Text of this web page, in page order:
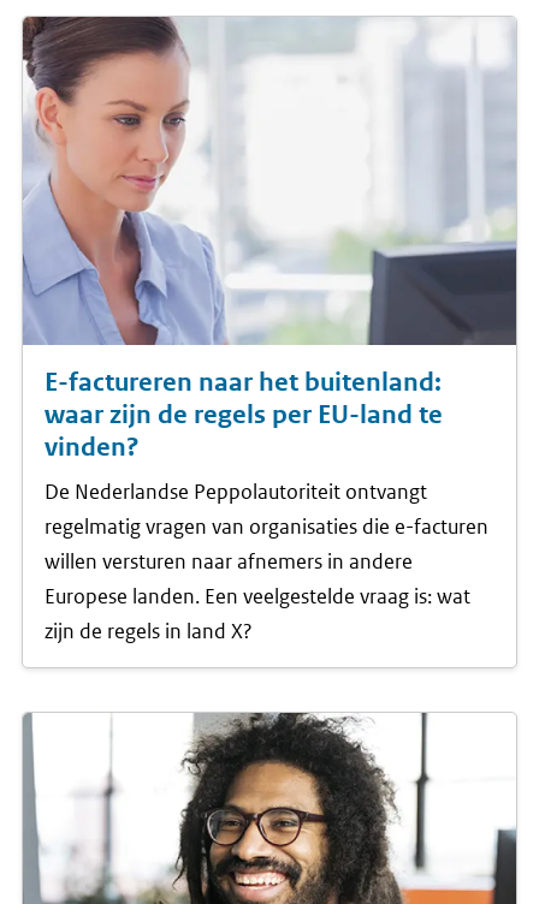
E-factureren naar het buitenland:
waar zijn de regels per EU-land te
vinden?
De Nederlandse Peppolautoriteit ontvangt
regelmatig vragen van organisaties die e-facturen
willen versturen naar afnemers in andere
Europese landen. Een veelgestelde vraag is: wat
zijn de regels in land X?